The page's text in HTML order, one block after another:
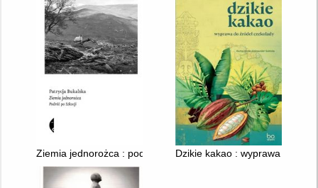
Ziemia jednorożca : podróż po SzkocjiDzikie kakao : wyprawa do